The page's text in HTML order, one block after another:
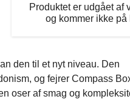
Produktet er udgået af
og kommer ikke på
den til et nyt niveau. Den
og fejrer Compass
oser af smag og